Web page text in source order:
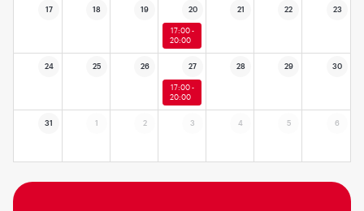
17 18 19 20 21 22 23
17:00 -
20:00
24 25 26 27 28 29 30
17:00 -
20:00
31 1 2 3 4 5 6